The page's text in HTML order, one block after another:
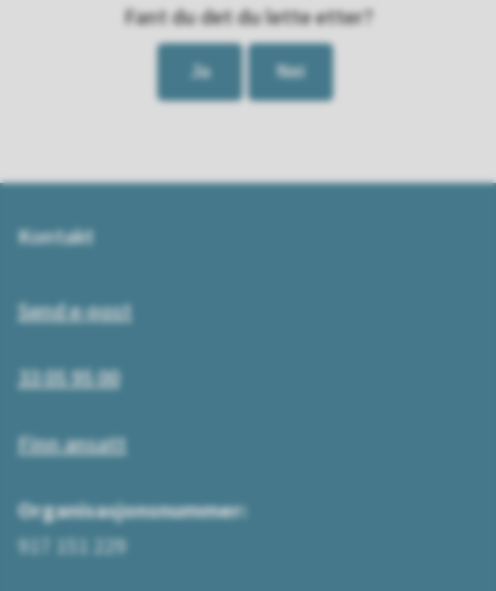
Fant du det du lette etter?
Ja Nei
Kontakt
Send e-post
33 05 95 00
Finn ansatt
Organisasjonsnummer:
917 151 229